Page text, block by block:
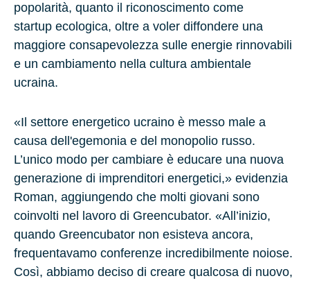
popolarità, quanto il riconoscimento come
startup ecologica, oltre a voler diffondere una
maggiore consapevolezza sulle energie rinnovabili
e un cambiamento nella cultura ambientale
ucraina.
«Il settore energetico ucraino è messo male a
causa dell'egemonia e del monopolio russo.
L’unico modo per cambiare è educare una nuova
generazione di imprenditori energetici,» evidenzia
Roman, aggiungendo che molti giovani sono
coinvolti nel lavoro di Greencubator. «All’inizio,
quando Greencubator non esisteva ancora,
frequentavamo conferenze incredibilmente noiose.
Così, abbiamo deciso di creare qualcosa di nuovo,